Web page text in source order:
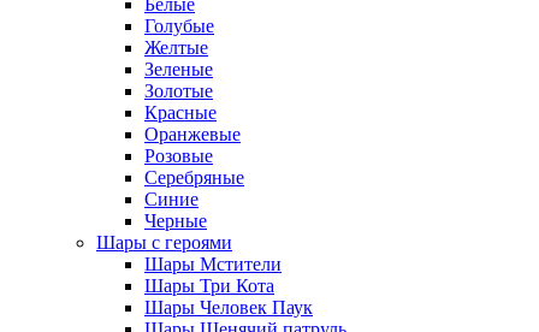
Голубые
Желтые
Зеленые
Золотые
Красные
Оранжевые
Розовые
Серебряные
Синие
Черные
Шары с героями
Шары Мстители
Шары Три Кота
Шары Человек Паук